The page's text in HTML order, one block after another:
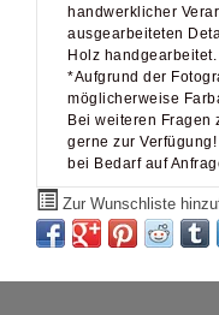
handwerklicher
ausgearbeiteten
Holz handgearbeitet.
*Aufgrund der
möglicherweise
Bei weiteren Fragen
gerne zur
bei Bedarf auf
Zur Wunschliste